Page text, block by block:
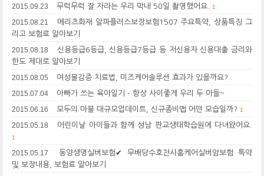
2015.09.23 무럭무럭 잘 자라는 우리 막내 50일 촬영했어요. 1
2015.08.21
메리츠화재 알파플러스보장보험1507 주요특약, 상품특징 그
리고 보험료 알아보기
2015.08.18
신용등급6등급, 신용등급7등급 등 저신용자 신용대출 금리와
한도 제대로 알아보기
2015.08.05 여성불감증 치료법, 미즈케어솔루션 효과가 있을까요?
2015.07.04 아빠가 쓰는 육아일기 - 항상 사이좋게 우리 두 아들~
2015.06.16 모두의 마블 대규모업데이트, 신규좀비맵 어떤 모습일까? 1
2015.05.18 어린이날 아이들과 함께 성남 판교생태학습원에 다녀왔어요.
1
2015.05.17
동양생명실버보험✔ 무배당수호천사홈케어실버암보험 특약
및 보장내용, 보험료 알아보기